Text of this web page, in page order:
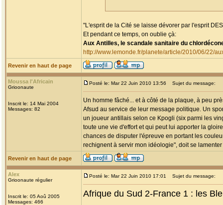
"L'esprit de la Cité se laisse dévorer par l'esprit
Et pendant ce temps, on oublie çà:
Aux Antilles, le scandale sanitaire du
http://www.lemonde.fr/planete/article/2010/06/22/
Revenir en haut de page
Moussa l'Africain
Grioonaute
Inscrit le: 14 Mai 2004
Messages: 82
Posté le: Mar 22 Juin 2010 13:56 Sujet du message:
Un homme fâché... et à côté de la plaque, à peu
Afsud au service de leur message politique. Un
un joueur antillais selon ce Kpogli (six parmi les
toute une vie d'effort et qui peut lui apporter la
chances de disputer l'épreuve en portant les
rechignent à servir mon idéologie", doit se
Revenir en haut de page
Alex
Grioonaute régulier
Inscrit le: 05 Aoû 2005
Messages: 466
Posté le: Mar 22 Juin 2010 17:01 Sujet du message:
Afrique du Sud 2-France 1 : les